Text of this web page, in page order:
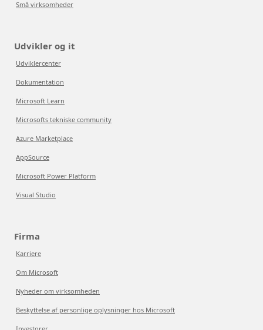
Små virksomheder
Udvikler og it
Udviklercenter
Dokumentation
Microsoft Learn
Microsofts tekniske community
Azure Marketplace
AppSource
Microsoft Power Platform
Visual Studio
Firma
Karriere
Om Microsoft
Nyheder om virksomheden
Beskyttelse af personlige oplysninger hos Microsoft